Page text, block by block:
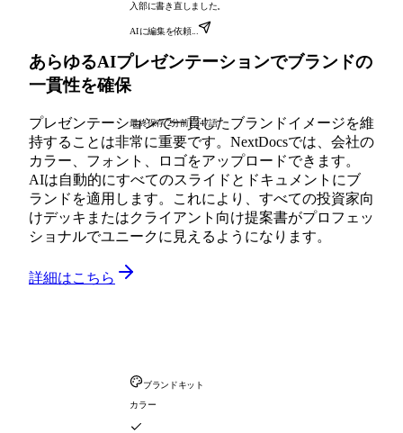
入部に書き直しました。
AIに編集を依頼...
最終保存 2分前1,247語
あらゆるAIプレゼンテーションでブランドの
一貫性を確保
プレゼンテーションで一貫したブランドイメージを維
持することは非常に重要です。NextDocsでは、会社の
カラー、フォント、ロゴをアップロードできます。
AIは自動的にすべてのスライドとドキュメントにブ
ランドを適用します。これにより、すべての投資家向
けデッキまたはクライアント向け提案書がプロフェッ
ショナルでユニークに見えるようになります。
詳細はこちら
ブランドキット
カラー